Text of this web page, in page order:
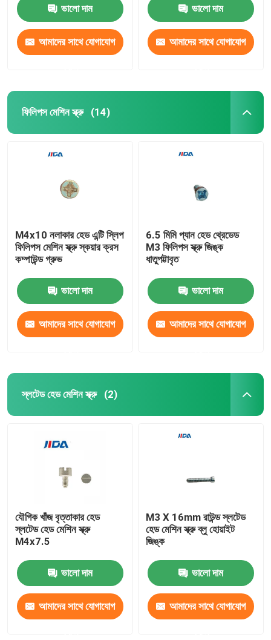
ভালো দাম
আমাদের সাথে যোগাযোগ
ভালো দাম
আমাদের সাথে যোগাযোগ
ফিলিপস মেশিন স্ক্রু (14)
M4x10 নলাকার হেড এন্টি স্লিপ
ফিলিপস মেশিন স্ক্রু স্কয়ার ক্রস
কম্পাউন্ড গ্রুভ
ভালো দাম
আমাদের সাথে যোগাযোগ
6.5 মিমি প্যান হেড থ্রেডেড
M3 ফিলিপস স্ক্রু জিঙ্ক
ধাতুপট্টাবৃত
ভালো দাম
আমাদের সাথে যোগাযোগ
স্লটেড হেড মেশিন স্ক্রু (2)
যৌগিক খাঁজ বৃত্তাকার হেড
স্লটেড হেড মেশিন স্ক্রু
M4x7.5
ভালো দাম
আমাদের সাথে যোগাযোগ
M3 X 16mm রাউন্ড স্লটেড
হেড মেশিন স্ক্রু ব্লু হোয়াইট
জিঙ্ক
ভালো দাম
আমাদের সাথে যোগাযোগ